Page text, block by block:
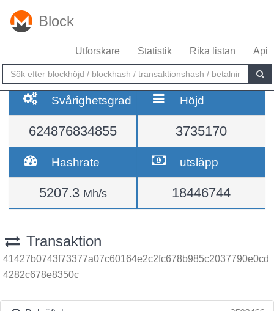
Block
Utforskare Statistik Rika listan Api
Svårighetsgrad
624876834855
Höjd
3735170
Hashrate
5207.3 Mh/s
utsläpp
18446744
Transaktion
41427b0743f73377a07c60164e2c2fc678b985c2037790e0cd
4282c678e8350c